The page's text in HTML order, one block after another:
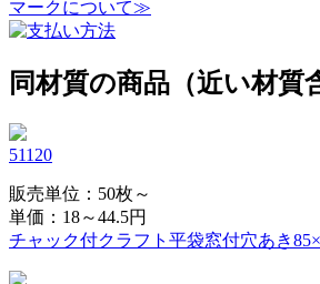
マークについて≫
同材質の商品（近い材質
51120
販売単位：50枚～
単価： 18～44.5円
チャック付クラフト平袋窓付穴あき